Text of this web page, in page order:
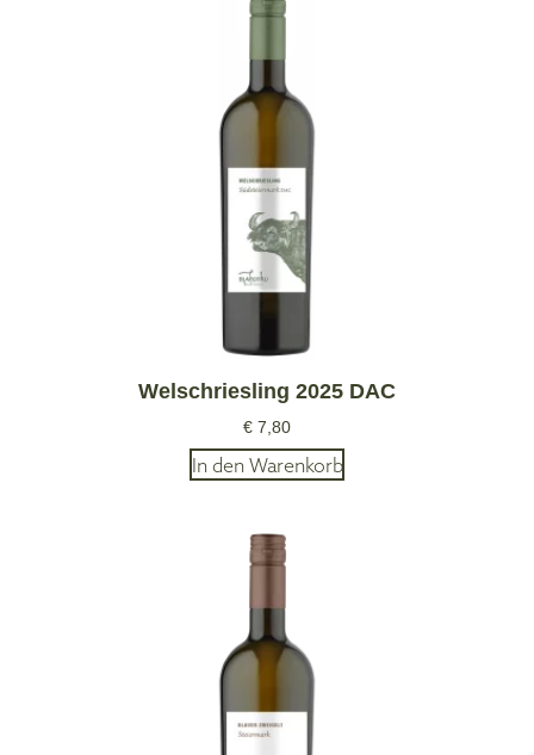
Welschriesling 2025 DAC
€ 7,80
In den Warenkorb